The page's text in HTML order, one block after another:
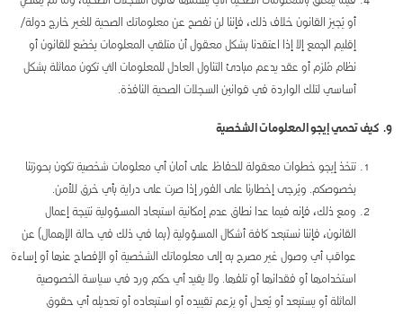
أو يُجيز القانون خلاف ذلك، فإننا لن نفصح عن معلوماتك الصحية للغير خارج دولة/
إقليم الجمع إلا إذا اعتقدنا بشكل معقول أن متلقي المعلومات يخضع للقانون أو
نظام مُلزم أو عقد يدعم مبادئ التناول العادل للمعلومات التي تكون مماثلة بشكل
أساسي لتلك الواردة في قوانين السجلات الصحية النافذة.
9. كيف تحمي إيجو المعلومات الشخصية
تتخذ إيجو خطوات معقولة للحفاظ على أمان أي معلومات شخصية تكون بحوزتنا
بخصوصكم. ويُرجى إخطارنا على الفور إذا صرت على دراية بأي خرق للأمن.
ومع ذلك، فإنه فيما عدا نطاق عدم إمكانية استبعاد المسؤولية نتيجة إعمال
القانون، فإننا نستبعد كافة أشكال المسؤولية (بما في ذلك في حالة الإهمال) عن
عواقب أي وصول غير مصرح به إلى معلوماتك الشخصية أو الإفصاح عنها أو إساءة
استخدامها أو فقدانها أو تلفها. ولا يقيد أي حكم ورد في سياسة الخصوصية
الماثلة أو يستبعد أو يُعدل أو يزعم تقييده أو استبعاده أو تعديله أي حقوق